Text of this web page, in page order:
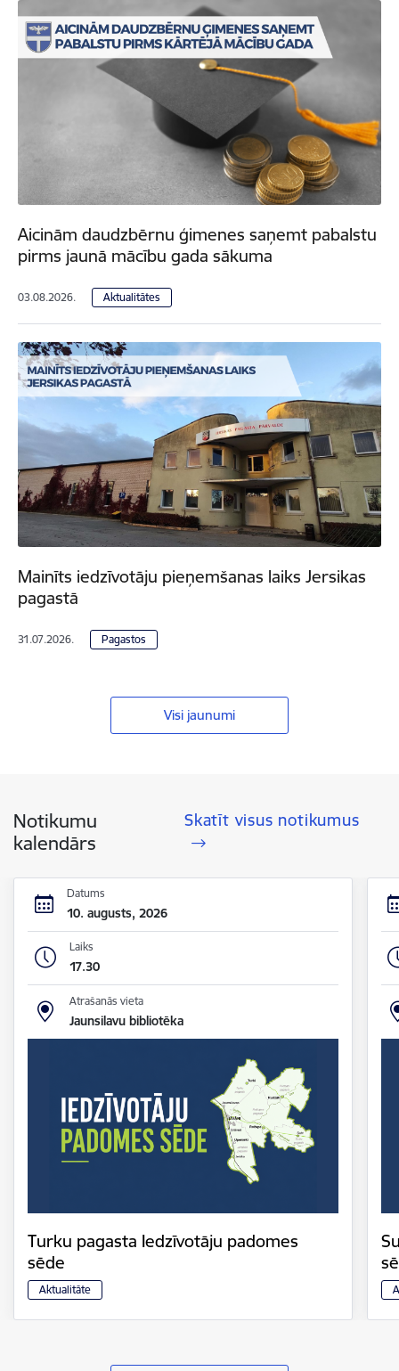
Aicinām daudzbērnu ģimenes saņemt pabalstu
pirms jaunā mācību gada sākuma
03.08.2026. Aktualitātes
Mainīts iedzīvotāju pieņemšanas laiks Jersikas
pagastā
31.07.2026. Pagastos
Visi jaunumi
Notikumu
kalendārs
Skatīt visus notikumus
Datums
10. augusts, 2026
Laiks
17.30
Atrašanās vieta
Jaunsilavu bibliotēka
Turku pagasta Iedzīvotāju padomes
sēde
Aktualitāte